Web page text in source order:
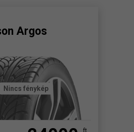
Argos
Nincs fénykép
ft